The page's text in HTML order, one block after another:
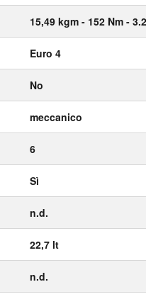
15,49 kgm - 152 Nm -
Euro 4
No
meccanico
6
Sì
n.d.
22,7 lt
n.d.